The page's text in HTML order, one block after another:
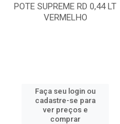
POTE SUPREME RD 0,44 LT
VERMELHO
Faça seu login ou
cadastre-se para
ver preços e
comprar